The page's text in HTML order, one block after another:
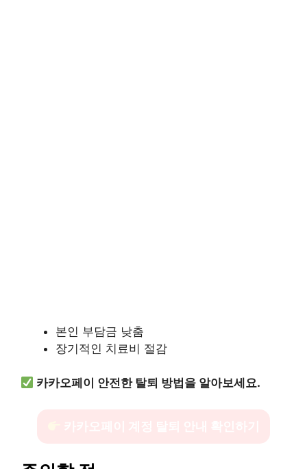
본인 부담금 낮춤
장기적인 치료비 절감
카카오페이 안전한 탈퇴 방법을 알아보세요.